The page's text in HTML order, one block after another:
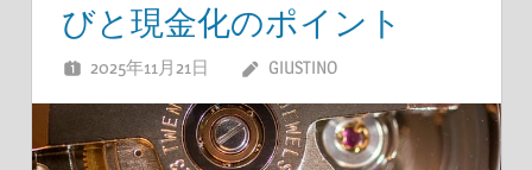
びと現金化のポイント
2025年11月21日 GIUSTINO